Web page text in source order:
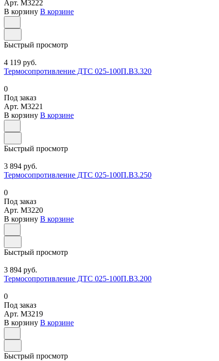
Арт. M3222
В корзину В корзине
Быстрый просмотр
4 119 руб.
Термосопротивление ДТС 025-100П.В3.320
0
Под заказ
Арт. M3221
В корзину В корзине
Быстрый просмотр
3 894 руб.
Термосопротивление ДТС 025-100П.В3.250
0
Под заказ
Арт. M3220
В корзину В корзине
Быстрый просмотр
3 894 руб.
Термосопротивление ДТС 025-100П.В3.200
0
Под заказ
Арт. M3219
В корзину В корзине
Быстрый просмотр